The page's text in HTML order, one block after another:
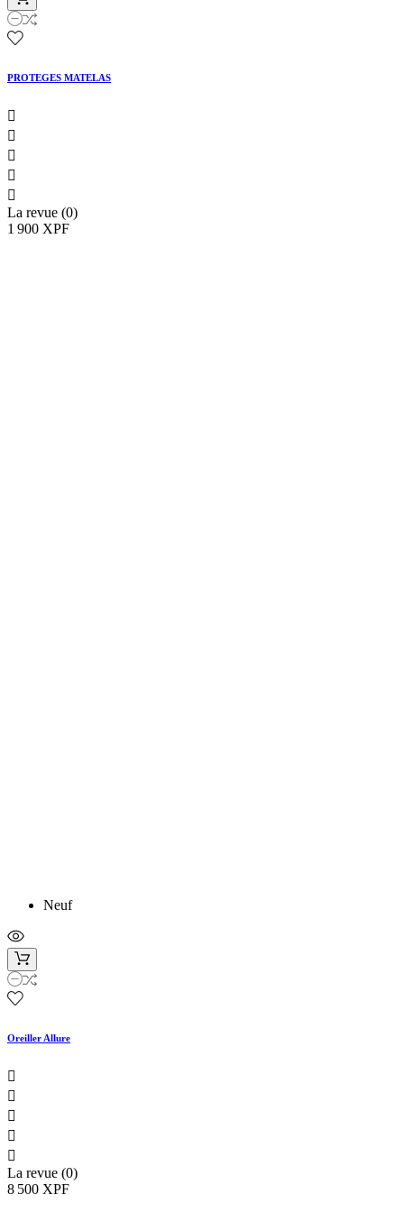
PROTEGES MATELAS





La revue (0)
1 900 XPF
Neuf
Oreiller Allure





La revue (0)
8 500 XPF